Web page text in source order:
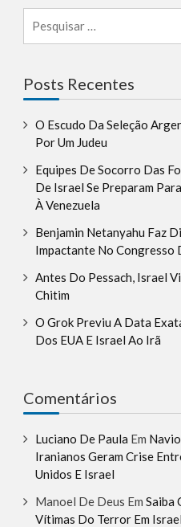
por:
Posts Recentes
O Escudo Da Seleção
Por Um Judeu
Equipes De Socorro Das
De Israel Se Preparam
À Venezuela
Benjamin Netanyahu Faz
Impactante No Congresso
Antes Do Pessach, Israel
Chitim
O Grok Previu A Data
Dos EUA E Israel Ao Irã
Comentários
Luciano De Paula Em
Iranianos Geram Crise
Unidos E Israel
Manoel De Deus Em Saiba
Vítimas Do Terror Em Israel